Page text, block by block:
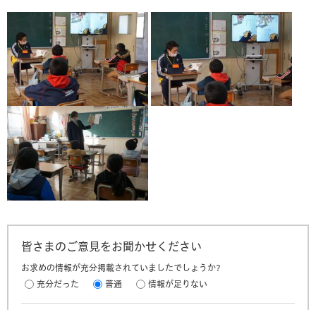
皆さまのご意見をお聞かせください
お求めの情報が充分掲載されていましたでしょうか?
充分だった
普通 情報が足りない